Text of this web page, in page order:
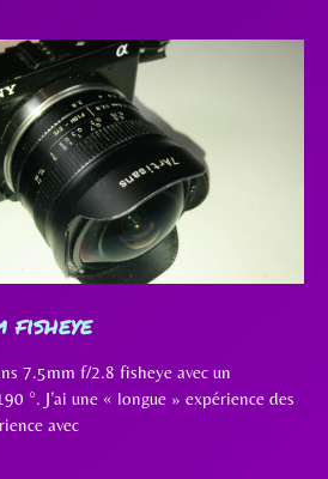
fisheye
7.5mm f/2.8 fisheye avec un
°. J’ai une « longue » expérience des
avec